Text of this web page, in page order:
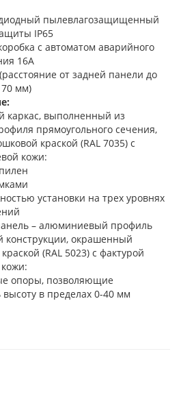
пылевлагозащищенный
IP65
с автоматом аварийного
16А
от задней панели до
мм)
каркас, выполненный из
прямоугольного сечения,
краской (RAL 7035) с
кожи:
установки на трех уровнях
– алюминиевый профиль
конструкции, окрашенный
(RAL 5023) с фактурой
опоры, позволяющие
высоту в пределах 0-40 мм